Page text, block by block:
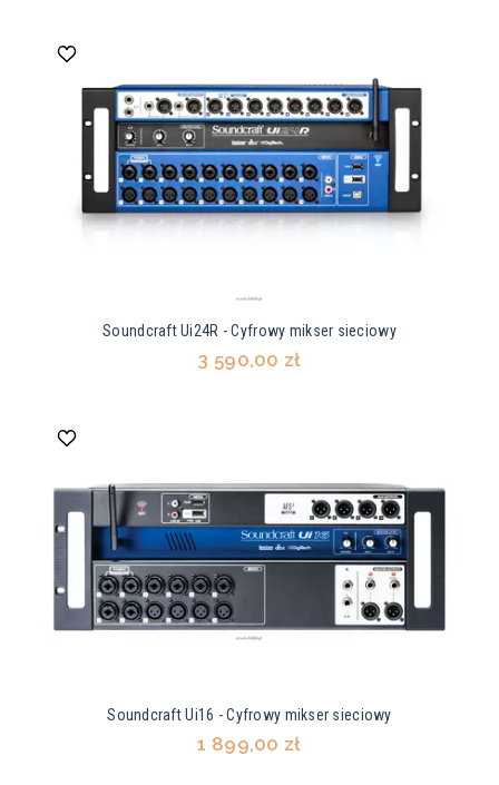
Soundcraft Ui24R - Cyfrowy mikser sieciowy
3 590,00 zł
Soundcraft Ui16 - Cyfrowy mikser sieciowy
1 899,00 zł